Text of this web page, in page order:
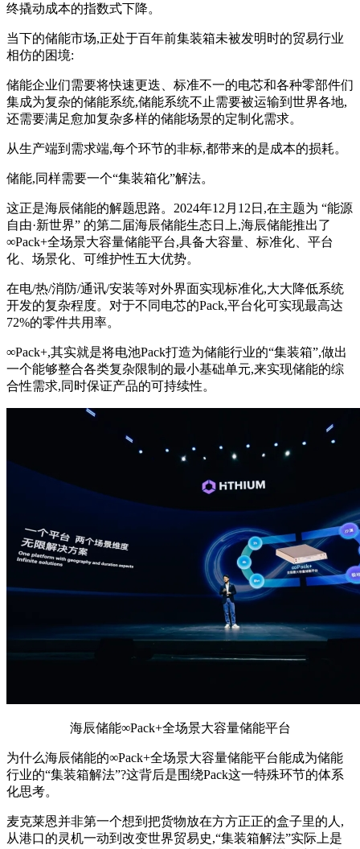
终撬动成本的指数式下降。
当下的储能市场,正处于百年前集装箱未被发明时的贸易行业
相仿的困境:
储能企业们需要将快速更迭、标准不一的电芯和各种零部件们
集成为复杂的储能系统,储能系统不止需要被运输到世界各地,
还需要满足愈加复杂多样的储能场景的定制化需求。
从生产端到需求端,每个环节的非标,都带来的是成本的损耗。
储能,同样需要一个“集装箱化”解法。
这正是海辰储能的解题思路。2024年12月12日,在主题为 “能源
自由·新世界” 的第二届海辰储能生态日上,海辰储能推出了
∞Pack+全场景大容量储能平台,具备大容量、标准化、平台
化、场景化、可维护性五大优势。
在电/热/消防/通讯/安装等对外界面实现标准化,大大降低系统
开发的复杂程度。对于不同电芯的Pack,平台化可实现最高达
72%的零件共用率。
∞Pack+,其实就是将电池Pack打造为储能行业的“集装箱”,做出
一个能够整合各类复杂限制的最小基础单元,来实现储能的综
合性需求,同时保证产品的可持续性。
海辰储能∞Pack+全场景大容量储能平台
为什么海辰储能的∞Pack+全场景大容量储能平台能成为储能
行业的“集装箱解法”?这背后是围绕Pack这一特殊环节的体系
化思考。
麦克莱恩并非第一个想到把货物放在方方正正的盒子里的人,
从港口的灵机一动到改变世界贸易史,“集装箱解法”实际上是